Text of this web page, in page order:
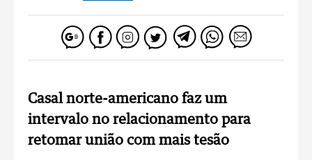
Casal norte-americano faz um
intervalo no relacionamento para
retomar união com mais tesão